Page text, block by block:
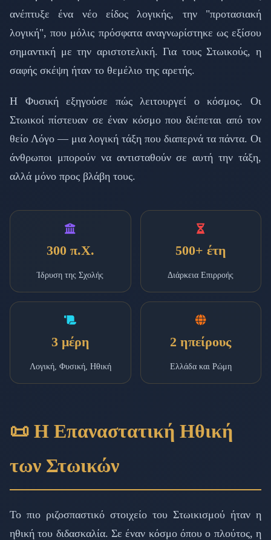
ανέπτυξε ένα νέο είδος λογικής, την "προτασιακή
λογική", που μόλις πρόσφατα αναγνωρίστηκε ως εξίσου
σημαντική με την αριστοτελική. Για τους Στωικούς, η
σαφής σκέψη ήταν το θεμέλιο της αρετής.
Η Φυσική εξηγούσε πώς λειτουργεί ο κόσμος. Οι
Στωικοί πίστευαν σε έναν κόσμο που διέπεται από τον
θείο Λόγο — μια λογική τάξη που διαπερνά τα πάντα. Οι
άνθρωποι μπορούν να αντισταθούν σε αυτή την τάξη,
αλλά μόνο προς βλάβη τους.
300 π.Χ.
Ίδρυση της Σχολής
500+ έτη
Διάρκεια Επιρροής
3 μέρη
Λογική, Φυσική, Ηθική
2 ηπείρους
Ελλάδα και Ρώμη
📜 Η Επαναστατική Ηθική
των Στωικών
Το πιο ριζοσπαστικό στοιχείο του Στωικισμού ήταν η
ηθική του διδασκαλία. Σε έναν κόσμο όπου ο πλούτος, η